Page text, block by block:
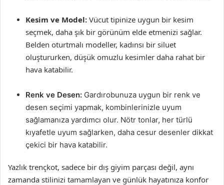
Kesim ve Model: Vücut tipinize uygun bir kesim
seçmek, daha şık bir görünüm elde etmenizi sağlar.
Belden oturtmalı modeller, kadınsı bir siluet
oluştururken, düşük omuzlu kesimler daha rahat bir
hava katabilir.
Renk ve Desen: Gardırobunuza uygun bir renk ve
desen seçimi yapmak, kombinlerinizle uyum
sağlamanıza yardımcı olur. Nötr tonlar, her türlü
kıyafetle uyum sağlarken, daha cesur desenler dikkat
çekici bir hava katabilir.
Yazlık trençkot, sadece bir dış giyim parçası değil, aynı
zamanda stilinizi tamamlayan ve günlük hayatınıza konfor